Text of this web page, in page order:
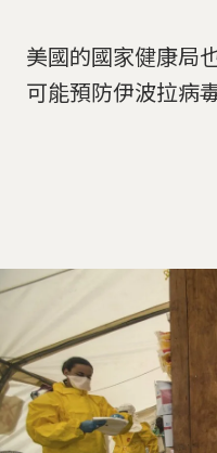
美國的國家健康局
可能預防伊波拉病